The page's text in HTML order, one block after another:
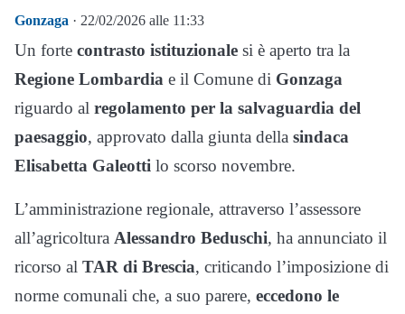
Gonzaga · 22/02/2026 alle 11:33
Un forte contrasto istituzionale si è aperto tra la
Regione Lombardia e il Comune di Gonzaga
riguardo al regolamento per la salvaguardia del
paesaggio, approvato dalla giunta della sindaca
Elisabetta Galeotti lo scorso novembre.
L’amministrazione regionale, attraverso l’assessore
all’agricoltura Alessandro Beduschi, ha annunciato il
ricorso al TAR di Brescia, criticando l’imposizione di
norme comunali che, a suo parere, eccedono le